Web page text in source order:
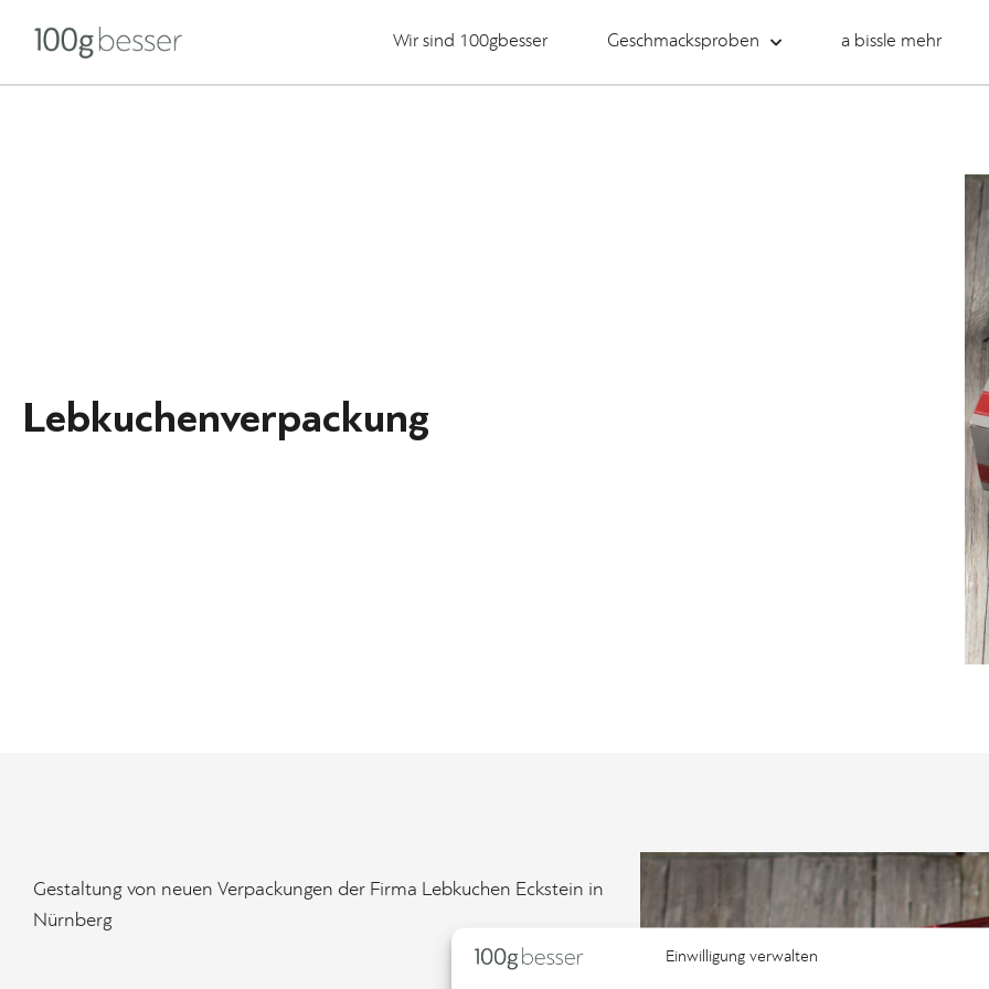
Einwilligung verwalten
Wir sind 100gbesser Geschmacksproben a bissle mehr
Lebkuchenverpackung
Gestaltung von neuen Verpackungen der Firma Lebkuchen Eckstein in
Nürnberg